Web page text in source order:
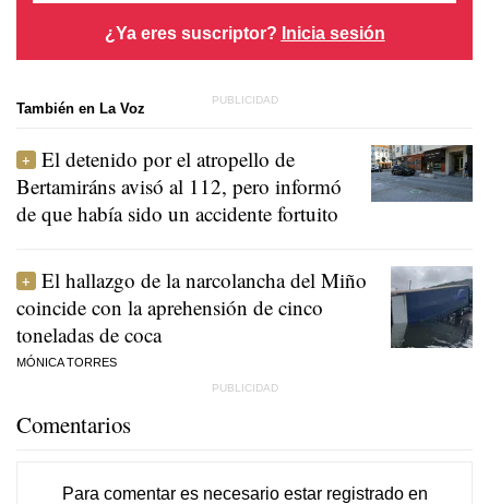
¿Ya eres suscriptor? Inicia sesión
También en La Voz
El detenido por el atropello de
Bertamiráns avisó al 112, pero informó
de que había sido un accidente fortuito
El hallazgo de la narcolancha del Miño
coincide con la aprehensión de cinco
toneladas de coca
MÓNICA TORRES
Comentarios
Para comentar es necesario estar registradoen